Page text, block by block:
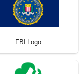
FBI Logo